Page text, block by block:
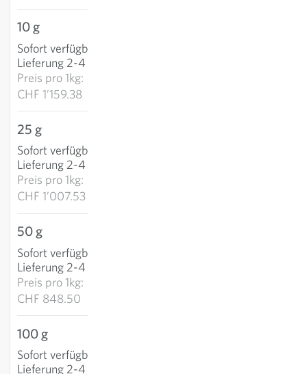
10 g
Sofort verfügbar
Lieferung 2-4 Tage
Preis pro1kg:
CHF 1’159.38
25 g
Sofort verfügbar
Lieferung 2-4 Tage
Preis pro1kg:
CHF 1’007.53
50 g
Sofort verfügbar
Lieferung 2-4 Tage
Preis pro1kg:
CHF 848.50
100 g
Sofort verfügbar
Lieferung 2-4 Tage